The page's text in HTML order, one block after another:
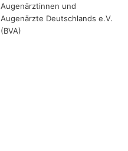
Augenärztinnen und
Augenärzte Deutschlands e.V.
(BVA)